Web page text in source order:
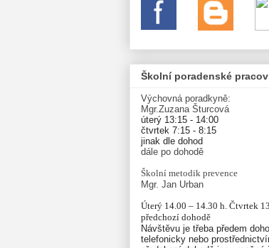
Školní poradenské
Výchovná poradkyně:
Mgr.Zuzana Šturcová
úterý 13:15 - 14:00
čtvrtek 7:15 - 8:15
jinak dle dohod
dále po dohodě
Školní metodik prevence
Mgr. Jan Urban
Úterý 14.00 – 14.30 h. Čtvrtek
předchozí dohodě
Návštěvu je třeba předem
telefonicky nebo